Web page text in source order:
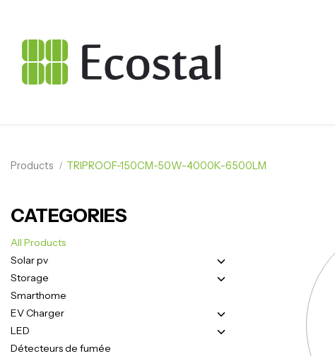
Products TRIPROOF-150CM-50W-4000K-6500LM
CATEGORIES
All Products
Solar pv
Storage
Smarthome
EV Charger
LED
Détecteurs de fumée